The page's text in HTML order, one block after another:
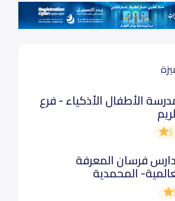
الأطفال الأذكياء - فرع
5
فرسان المعرفة
المحمدية